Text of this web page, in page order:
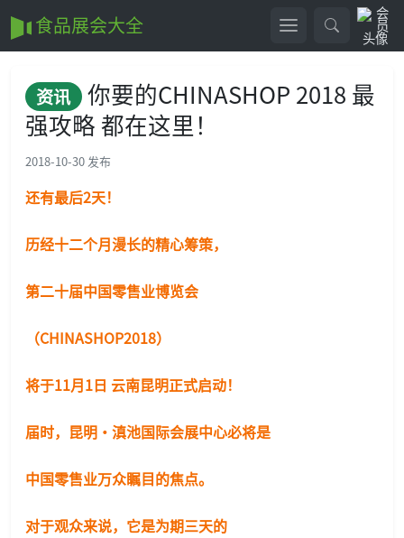
食品展会大全
资讯 你要的CHINASHOP 2018 最
强攻略 都在这里！
2018-10-30 发布
还有最后2天！
历经十二个月漫长的精心筹策，
第二十届中国零售业博览会
（CHINASHOP2018）
将于11月1日 云南昆明正式启动！
届时， 昆明 · 滇池国际会展中心必将是
中国零售业万众瞩目的焦点。
对于观众来说，它是为期三天的